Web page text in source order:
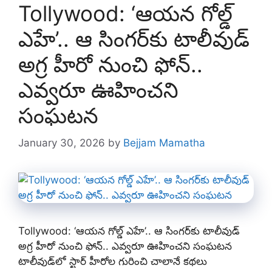
Tollywood: ‘ఆయన గోల్డ్
ఎహే’.. ఆ సింగర్‌కు టాలీవుడ్
అగ్ర హీరో నుంచి ఫోన్..
ఎవ్వరూ ఊహించని
సంఘటన
January 30, 2026 by Bejjam Mamatha
Tollywood: ‘ఆయన గోల్డ్ ఎహే’.. ఆ సింగర్‌కు టాలీవుడ్
అగ్ర హీరో నుంచి ఫోన్.. ఎవ్వరూ ఊహించని సంఘటన
టాలీవుడ్‌లో స్టార్ హీరోల గురించి చాలానే కథలు